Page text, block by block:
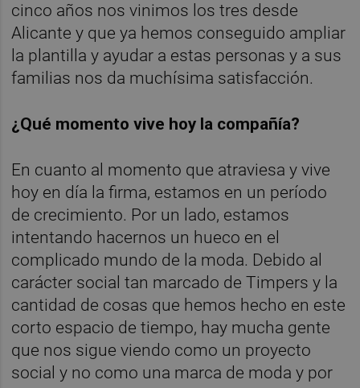
cinco años nos vinimos los tres desde
Alicante y que ya hemos conseguido ampliar
la plantilla y ayudar a estas personas y a sus
familias nos da muchísima satisfacción.
¿Qué momento vive hoy la compañía?
En cuanto al momento que atraviesa y vive
hoy en día la firma, estamos en un período
de crecimiento. Por un lado, estamos
intentando hacernos un hueco en el
complicado mundo de la moda. Debido al
carácter social tan marcado de Timpers y la
cantidad de cosas que hemos hecho en este
corto espacio de tiempo, hay mucha gente
que nos sigue viendo como un proyecto
social y no como una marca de moda y por